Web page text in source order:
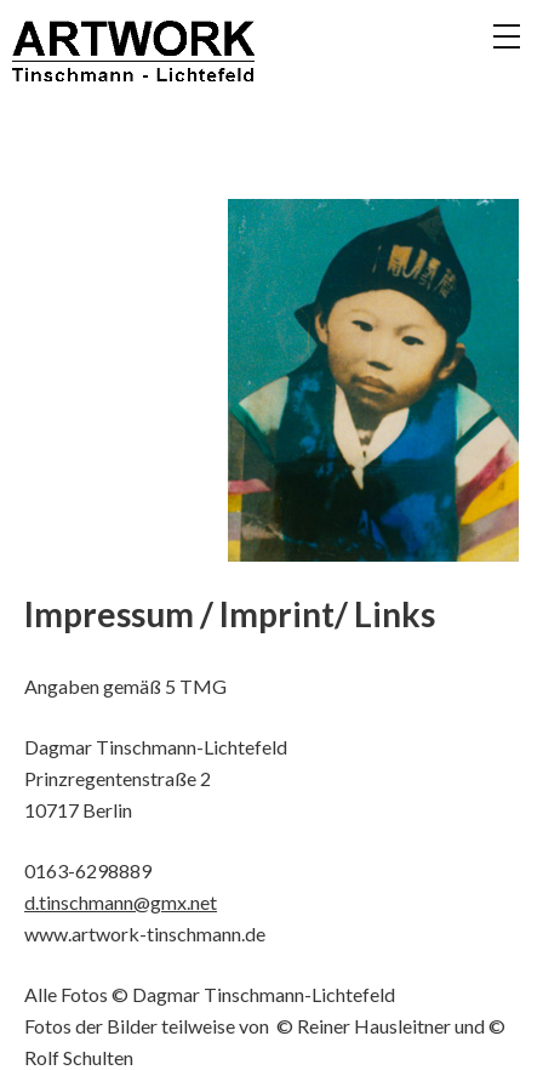
Impressum / Imprint/ Links
Angaben gemäß 5 TMG
Dagmar Tinschmann-Lichtefeld
Prinzregentenstraße 2
10717 Berlin
0163-6298889
d.tinschmann@gmx.net
www.artwork-tinschmann.de
Alle Fotos © Dagmar Tinschmann-Lichtefeld
Fotos der Bilder teilweise von © Reiner Hausleitner und ©
Rolf Schulten